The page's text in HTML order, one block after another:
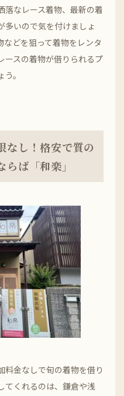
落なレース着物、最新の着
多いので気を付けましょ
どを狙って着物をレンタ
ースの着物が借りられるプ
。
なし！格安で質の
ば「和楽」
料金なしで旬の着物を借り
てくれるのは、鎌倉や浅